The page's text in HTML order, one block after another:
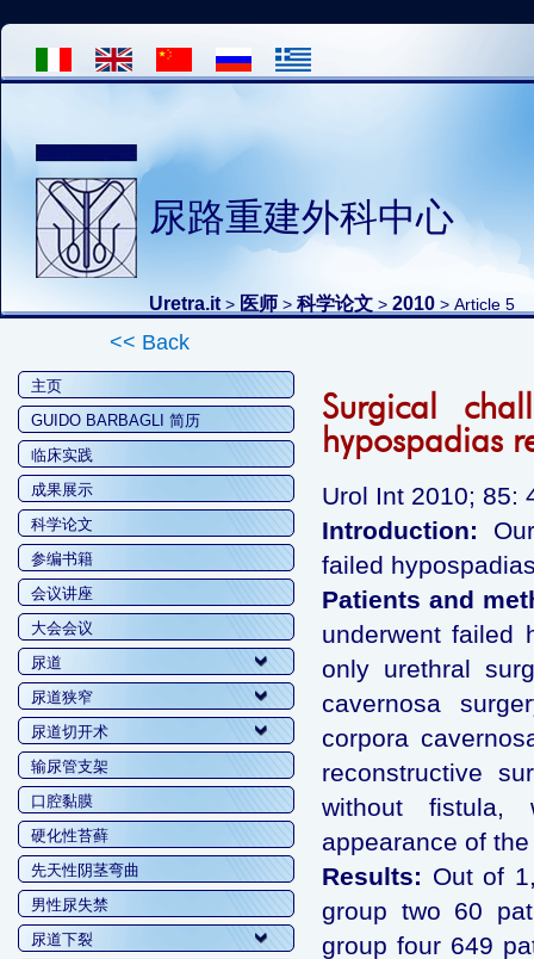
尿路重建外科中心
Uretra.it > 医师 > 科学论文 > 2010 > Article 5
<< Back
主页
GUIDO BARBAGLI 简历
临床实践
成果展示
科学论文
参编书籍
会议讲座
大会会议
尿道
尿道狭窄
尿道切开术
输尿管支架
口腔黏膜
硬化性苔藓
先天性阴茎弯曲
男性尿失禁
尿道下裂
Surgical
hypospadias
Urol Int 2010; 85:
Introduction:
failed
Patients and
underwent failed
only urethral
cavernosa
corpora
reconstructive
without fistula,
appearance of
Results: Out of
group two 60
group four 649